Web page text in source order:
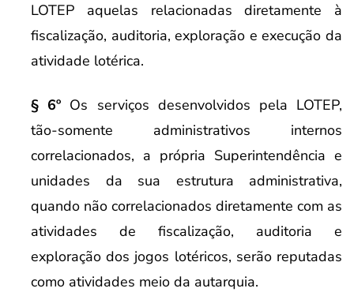
LOTEP aquelas relacionadas diretamente à
fiscalização, auditoria, exploração e execução da
atividade lotérica.
§ 6º Os serviços desenvolvidos pela LOTEP,
tão-somente administrativos internos
correlacionados, a própria Superintendência e
unidades da sua estrutura administrativa,
quando não correlacionados diretamente com as
atividades de fiscalização, auditoria e
exploração dos jogos lotéricos, serão reputadas
como atividades meio da autarquia.